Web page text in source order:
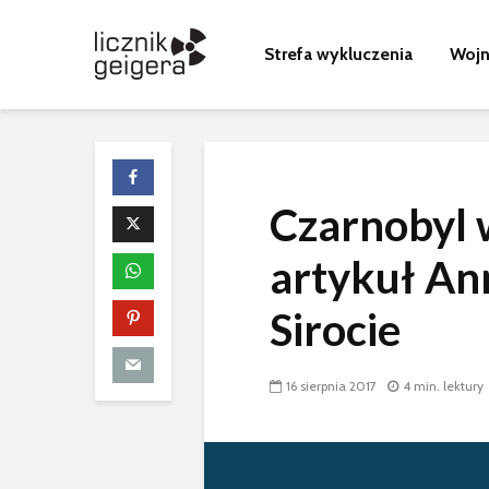
Strefa wykluczenia
Czarnobyl
artykuł
Sirocie
16 sierpnia 2017 4 min. lektury
80 urodziny
Paraszyna
Wyścig z